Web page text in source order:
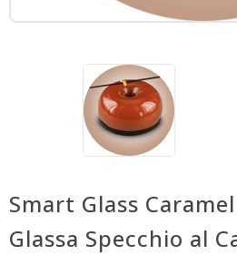
Smart Glass
Glassa Specchio al